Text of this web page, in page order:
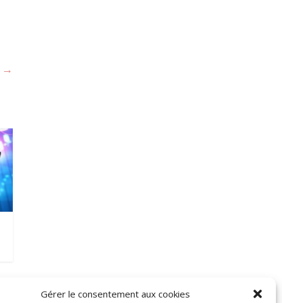
Gérer le consentement aux cookies
→